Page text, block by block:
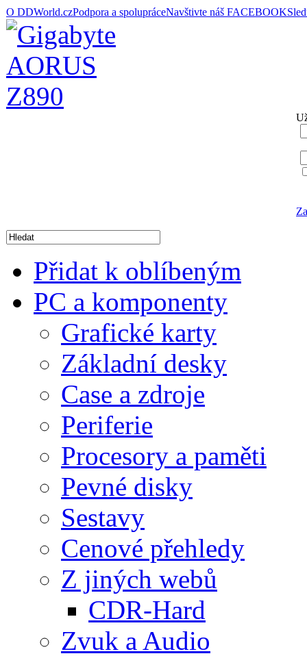
O DDWorld.czPodpora a spolupráceNavštivte náš FACEBOOK
Přidat k oblíbeným
PC a komponenty
Grafické karty
Základní desky
Case a zdroje
Periferie
Procesory a paměti
Pevné disky
Sestavy
Cenové přehledy
Z jiných webů
CDR-Hard
Zvuk a Audio